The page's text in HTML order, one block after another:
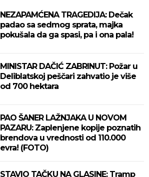
NEZAPAMĆENA TRAGEDIJA: Dečak
padao sa sedmog sprata, majka
pokušala da ga spasi, pa i ona pala!
MINISTAR DAČIĆ ZABRINUT: Požar u
Deliblatskoj peščari zahvatio je više
od 700 hektara
PAO ŠANER LAŽNJAKA U NOVOM
PAZARU: Zaplenjene kopije poznatih
brendova u vrednosti od 110.000
evra! (FOTO)
STAVIO TAČKU NA GLASINE: Tramp